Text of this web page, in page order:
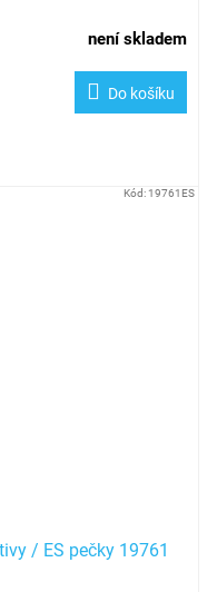
není skladem
Do košíku
/ ES pečky 19761
Kód: 19761ES